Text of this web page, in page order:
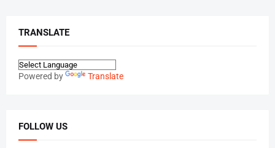
TRANSLATE
Powered by Translate
FOLLOW US